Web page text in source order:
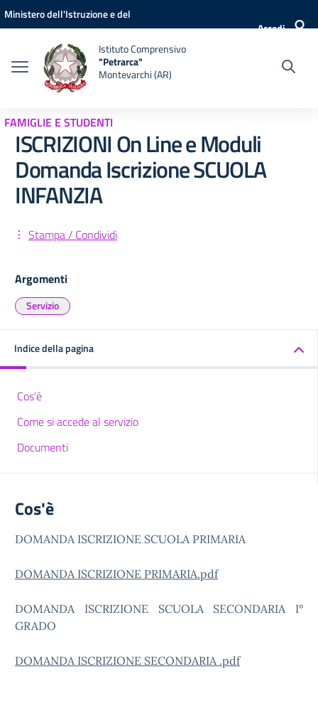
Vai ai contenuti
Vai al menu di navigazione
Vai al footer
Ministero dell'Istruzione e del
Accedi
Istituto Comprensivo
"Petrarca"
Montevarchi (AR)
FAMIGLIE E STUDENTI
ISCRIZIONI On Line e Moduli
Domanda Iscrizione SCUOLA
INFANZIA
Stampa / Condividi
Argomenti
Servizio
Indice della pagina
Cos'è
Come si accede al servizio
Documenti
Cos'è
DOMANDA ISCRIZIONE SCUOLA PRIMARIA
DOMANDA ISCRIZIONE PRIMARIA.pdf
DOMANDA ISCRIZIONE SCUOLA SECONDARIA I°
GRADO
DOMANDA ISCRIZIONE SECONDARIA .pdf